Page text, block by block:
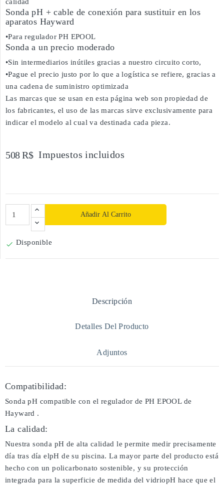
Sonda pH + cable de conexión para sustituir en los
aparatos Hayward
•Para regulador PH EPOOL
Sonda a un precio moderado
•Sin intermediarios inútiles gracias a nuestro circuito corto,
•Pague el precio justo por lo que a logística se refiere, gracias a
una cadena de suministro optimizada
Las marcas que se usan en esta página web son propiedad de
los fabricantes, el uso de las marcas sirve exclusivamente para
indicar el modelo al cual va destinada cada pieza.
508 R$ Impuestos incluidos
Añadir Al Carrito
 Disponible
Descripción
Detalles Del Producto
Adjuntos
Compatibilidad:
Sonda pH compatible con el regulador de PH EPOOL de
Hayward .
La calidad:
Nuestra sonda pH de alta calidad le permite medir precisamente
día tras día elpH de su piscina. La mayor parte del producto está
hecho con un policarbonato sostenible, y su protección
integrada para la superficie de medida del vidriopH hace que el